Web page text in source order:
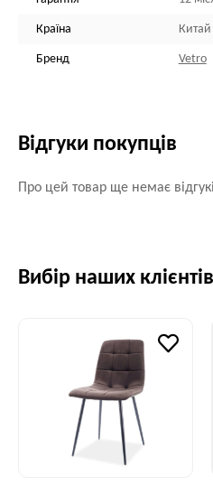
Країна Китай
Бренд Vetro
Відгуки покупців
Про цей товар ще немає
Вибір наших клієнтів